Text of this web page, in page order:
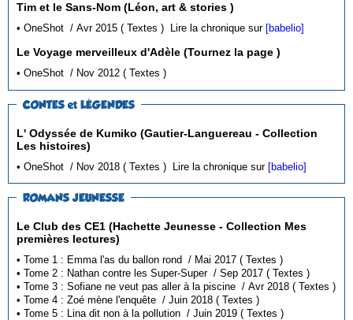
Tim et le Sans-Nom (Léon, art & stories )
• OneShot / Avr 2015 ( Textes ) Lire la chronique sur [babelio]
Le Voyage merveilleux d'Adèle (Tournez la page )
• OneShot / Nov 2012 ( Textes )
CONTES et LÉGENDES
L' Odyssée de Kumiko (Gautier-Languereau - Collection
Les histoires)
• OneShot / Nov 2018 ( Textes ) Lire la chronique sur [babelio]
ROMANS JEUNESSE
Le Club des CE1 (Hachette Jeunesse - Collection Mes
premières lectures)
• Tome 1 : Emma l'as du ballon rond / Mai 2017 ( Textes )
• Tome 2 : Nathan contre les Super-Super / Sep 2017 ( Textes )
• Tome 3 : Sofiane ne veut pas aller à la piscine / Avr 2018 ( Textes )
• Tome 4 : Zoé mène l'enquête / Juin 2018 ( Textes )
• Tome 5 : Lina dit non à la pollution / Juin 2019 ( Textes )